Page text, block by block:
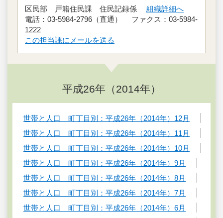
区民部 戸籍住民課 住民記録係 組織詳細へ
電話：03-5984-2796（直通） ファクス：03-5984-
1222
この担当課にメールを送る
平成26年（2014年）
世帯と人口 町丁目別：平成26年（2014年）12月
世帯と人口 町丁目別：平成26年（2014年）11月
世帯と人口 町丁目別：平成26年（2014年）10月
世帯と人口 町丁目別：平成26年（2014年）9月
世帯と人口 町丁目別：平成26年（2014年）8月
世帯と人口 町丁目別：平成26年（2014年）7月
世帯と人口 町丁目別：平成26年（2014年）6月